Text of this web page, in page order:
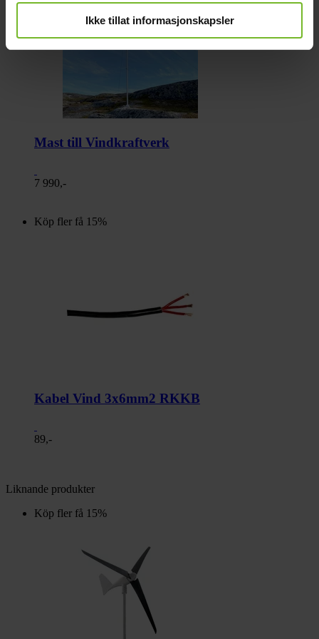
Ikke tillat informasjonskapsler
Mast till Vindkraftverk
7 990,-
Köp fler få 15%
Kabel Vind 3x6mm2 RKKB
89,-
Liknande produkter
Köp fler få 15%